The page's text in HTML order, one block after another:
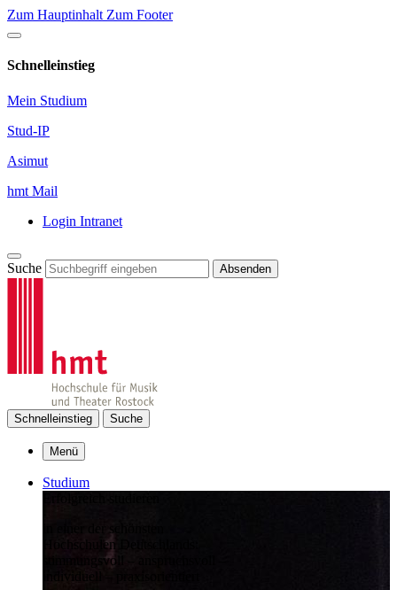
Zum Hauptinhalt Zum Footer
Schnelleinstieg
Mein Studium
Stud-IP
Asimut
hmt Mail
Login Intranet
Suche Absenden
Schnelleinstieg Suche
Menü
Studium
in einer der schönsten
Hochschulen Deutschlands:
stimmungsvoll – anspruchsvoll –
individuell – praxisorientiert